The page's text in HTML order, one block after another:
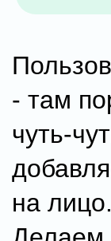
- там
чуть-
на